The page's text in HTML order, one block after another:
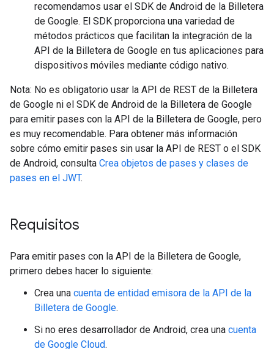
recomendamos usar el SDK de Android de la Billetera
de Google. El SDK proporciona una variedad de
métodos prácticos que facilitan la integración de la
API de la Billetera de Google en tus aplicaciones para
dispositivos móviles mediante código nativo.
Nota: No es obligatorio usar la API de REST de la Billetera
de Google ni el SDK de Android de la Billetera de Google
para emitir pases con la API de la Billetera de Google, pero
es muy recomendable. Para obtener más información
sobre cómo emitir pases sin usar la API de REST o el SDK
de Android, consulta Crea objetos de pases y clases de
pases en el JWT.
Requisitos
Para emitir pases con la API de la Billetera de Google,
primero debes hacer lo siguiente:
Crea una cuenta de entidad emisora de la API de la
Billetera de Google.
Si no eres desarrollador de Android, crea una cuenta
de Google Cloud.